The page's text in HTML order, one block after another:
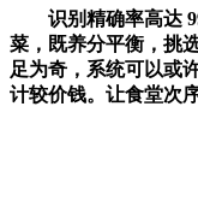
识别精确率高达
菜，既养分平衡，挑
足为奇，系统可以或
计较价钱。让食堂次